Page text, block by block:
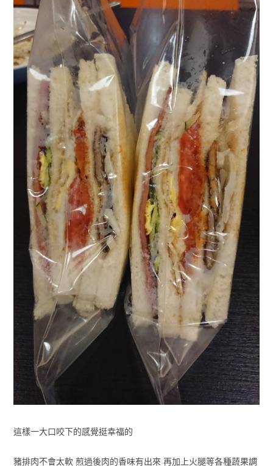
這樣一大口咬下的感覺挺幸福的
豬排肉不會太軟 煎過後肉的香味有出來 再加上火腿等各種蔬果調